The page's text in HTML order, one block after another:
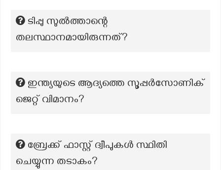
ടിപ്പു സുൽത്താന്റെ
തലസ്ഥാനമായിരുന്നത്?
ഇന്ത്യയുടെ ആദ്യത്തെ സൂപ്പർസോണിക്
ജെറ്റ് വിമാനം?
ബ്രേക്ക് ഫാസ്റ്റ് ദ്വീപുകൾ സ്ഥിതി
ചെയ്യുന്ന തടാകം?